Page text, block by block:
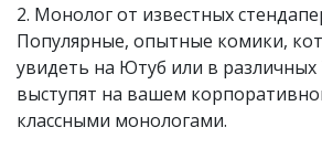
2. Монолог от известных
Популярные, опытные комики,
увидеть на Ютуб или в различных
выступят на вашем
классными монологами.